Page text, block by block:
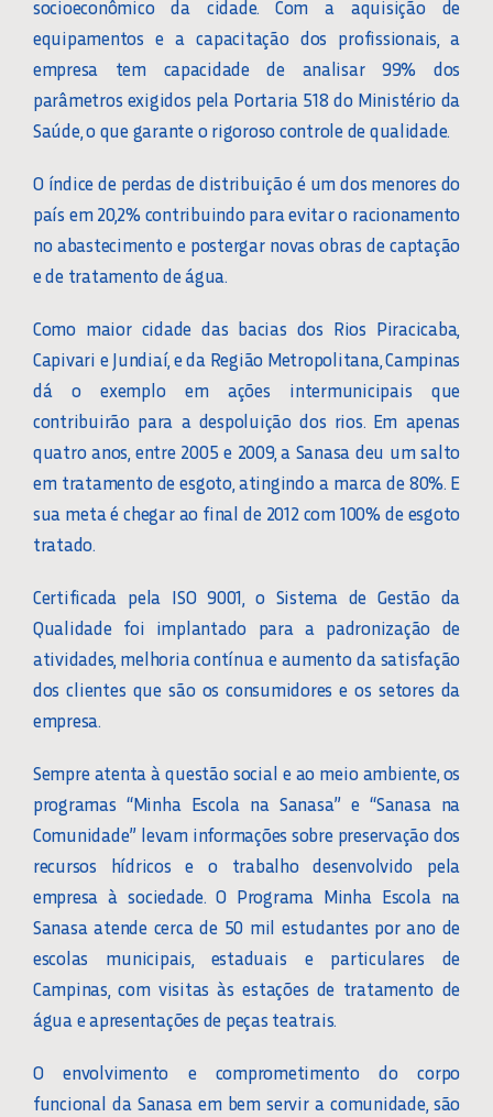
socioeconômico da cidade. Com a aquisição de
equipamentos e a capacitação dos profissionais, a
empresa tem capacidade de analisar 99% dos
parâmetros exigidos pela Portaria 518 do Ministério da
Saúde, o que garante o rigoroso controle de qualidade.
O índice de perdas de distribuição é um dos menores do
país em 20,2% contribuindo para evitar o racionamento
no abastecimento e postergar novas obras de captação
e de tratamento de água.
Como maior cidade das bacias dos Rios Piracicaba,
Capivari e Jundiaí, e da Região Metropolitana, Campinas
dá o exemplo em ações intermunicipais que
contribuirão para a despoluição dos rios. Em apenas
quatro anos, entre 2005 e 2009, a Sanasa deu um salto
em tratamento de esgoto, atingindo a marca de 80%. E
sua meta é chegar ao final de 2012 com 100% de esgoto
tratado.
Certificada pela ISO 9001, o Sistema de Gestão da
Qualidade foi implantado para a padronização de
atividades, melhoria contínua e aumento da satisfação
dos clientes que são os consumidores e os setores da
empresa.
Sempre atenta à questão social e ao meio ambiente, os
programas “Minha Escola na Sanasa” e “Sanasa na
Comunidade” levam informações sobre preservação dos
recursos hídricos e o trabalho desenvolvido pela
empresa à sociedade. O Programa Minha Escola na
Sanasa atende cerca de 50 mil estudantes por ano de
escolas municipais, estaduais e particulares de
Campinas, com visitas às estações de tratamento de
água e apresentações de peças teatrais.
O envolvimento e comprometimento do corpo
funcional da Sanasa em bem servir a comunidade, são